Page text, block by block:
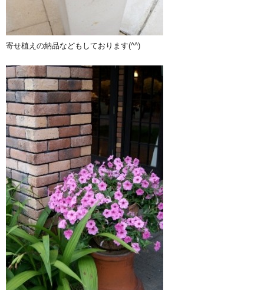
寄せ植えの納品などもしております(^^)